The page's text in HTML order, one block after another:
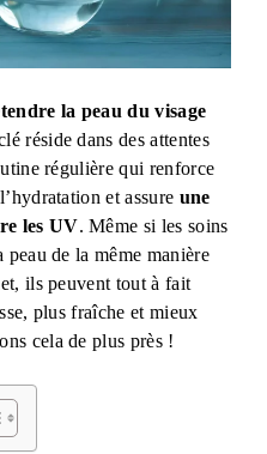
la peau du visage
réside dans des attentes
régulière qui renforce
et assure une
les UV. Même si les soins
de la même manière
ils peuvent tout à fait
plus fraîche et mieux
cela de plus près !